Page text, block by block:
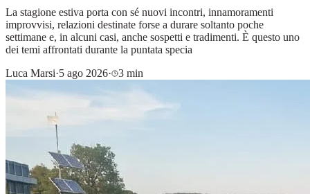
La stagione estiva porta con sé nuovi incontri, innamoramenti
improvvisi, relazioni destinate forse a durare soltanto poche
settimane e, in alcuni casi, anche sospetti e tradimenti. È questo uno
dei temi affrontati durante la puntata specia
Luca Marsi·5 ago 2026· 3 min